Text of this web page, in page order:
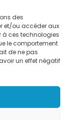
des
et/ou accéder aux
à ces technologies
le comportement
de ne pas
un effet négatif